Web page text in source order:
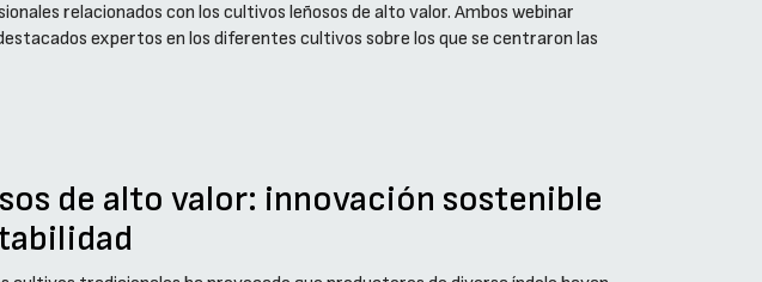
relacionados con los cultivos leñosos de alto valor. Ambos webinar
expertos en los diferentes cultivos sobre los que se centraron las
de alto valor: innovación sostenible